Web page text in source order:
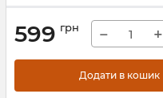
599 грн − +
Додати в кошик